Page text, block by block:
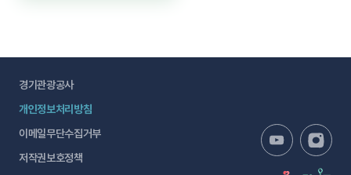
경기관광공사
개인정보처리방침
이메일무단수집거부
저작권보호정책